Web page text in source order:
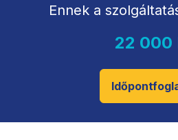
Ennek a
22 000